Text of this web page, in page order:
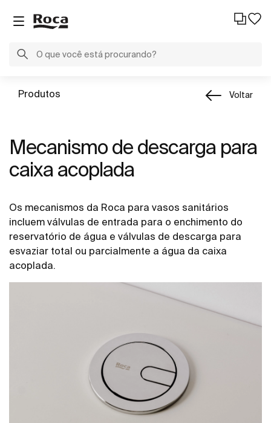
Produtos Voltar
Mecanismo de descarga para
caixa acoplada
Os mecanismos da Roca para vasos sanitários
incluem válvulas de entrada para o enchimento do
reservatório de água e válvulas de descarga para
esvaziar total ou parcialmente a água da caixa
acoplada.